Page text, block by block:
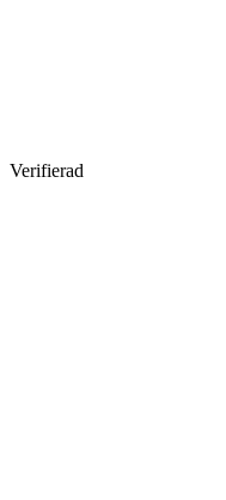
Verifierad